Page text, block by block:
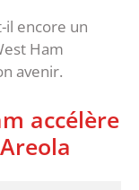
il encore un
Ham
avenir.
accélère